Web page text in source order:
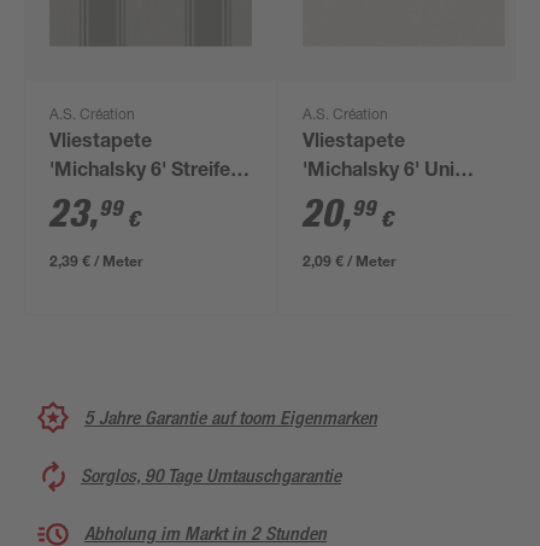
A.S. Création
Vliestapete
'Michalsky 6' Streifen
grau 0,53 x 10,05 m
23,99 €
2,39 € / Meter
A.S. Création
Vliestapete
'Michalsky 6' Uni
hellgrau 0,53 x 10,05
m
20,99 €
2,09 € / Meter
5 Jahre Garantie auf toom Eigenmarken
Sorglos, 90 Tage Umtauschgarantie
Abholung im Markt in 2 Stunden